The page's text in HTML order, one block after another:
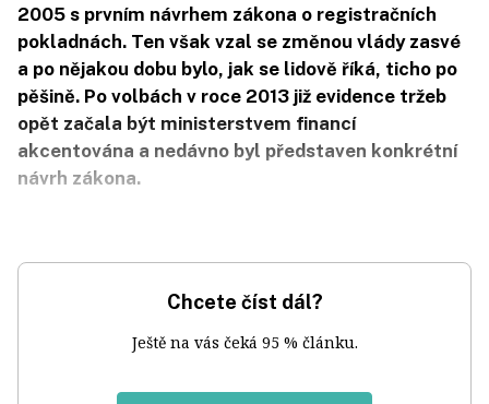
2005 s prvním návrhem zákona o registračních
pokladnách. Ten však vzal se změnou vlády zasvé
a po nějakou dobu bylo, jak se lidově říká, ticho po
pěšině. Po volbách v roce 2013 již evidence tržeb
opět začala být ministerstvem financí
akcentována a nedávno byl představen konkrétní
návrh zákona.
Chcete číst dál?
Ještě na vás čeká 95 % článku.